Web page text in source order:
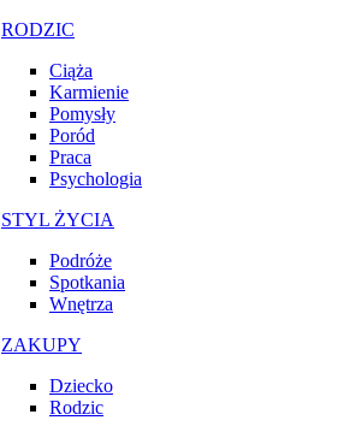
RODZIC
Ciąża
Karmienie
Pomysły
Poród
Praca
Psychologia
STYL ŻYCIA
Podróże
Spotkania
Wnętrza
ZAKUPY
Dziecko
Rodzic